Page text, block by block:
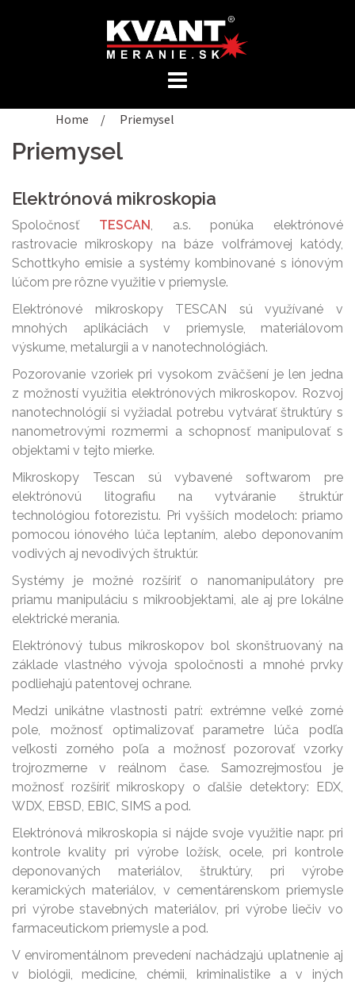
Home / Priemysel
Priemysel
Elektrónová mikroskopia
Spoločnosť TESCAN, a.s. ponúka elektrónové
rastrovacie mikroskopy na báze volfrámovej katódy,
Schottkyho emisie a systémy kombinované s iónovým
lúčom pre rôzne využitie v priemysle.
Elektrónové mikroskopy TESCAN sú využívané v
mnohých aplikáciách v priemysle, materiálovom
výskume, metalurgii a v nanotechnológiách.
Pozorovanie vzoriek pri vysokom zväčšení je len jedna
z možností využitia elektrónových mikroskopov. Rozvoj
nanotechnológií si vyžiadal potrebu vytvárať štruktúry s
nanometrovými rozmermi a schopnosť manipulovať s
objektami v tejto mierke.
Mikroskopy Tescan sú vybavené softwarom pre
elektrónovú litografiu na vytváranie štruktúr
technológiou fotorezistu. Pri vyšších modeloch: priamo
pomocou iónového lúča leptaním, alebo deponovaním
vodivých aj nevodivých štruktúr.
Systémy je možné rozšíriť o nanomanipulátory pre
priamu manipuláciu s mikroobjektami, ale aj pre lokálne
elektrické merania.
Elektrónový tubus mikroskopov bol skonštruovaný na
základe vlastného vývoja spoločnosti a mnohé prvky
podliehajú patentovej ochrane.
Medzi unikátne vlastnosti patrí: extrémne veľké zorné
pole, možnosť optimalizovať parametre lúča podľa
veľkosti zorného poľa a možnosť pozorovať vzorky
trojrozmerne v reálnom čase. Samozrejmosťou je
možnosť rozšíriť mikroskopy o ďalšie detektory: EDX,
WDX, EBSD, EBIC, SIMS a pod.
Elektrónová mikroskopia si nájde svoje využitie napr. pri
kontrole kvality pri výrobe ložísk, ocele, pri kontrole
deponovaných materiálov, štruktúry, pri výrobe
keramických materiálov, v cementárenskom priemysle
pri výrobe stavebných materiálov, pri výrobe liečiv vo
farmaceutickom priemysle a pod.
V enviromentálnom prevedení nachádzajú uplatnenie aj
v biológii, medicíne, chémii, kriminalistike a v iných